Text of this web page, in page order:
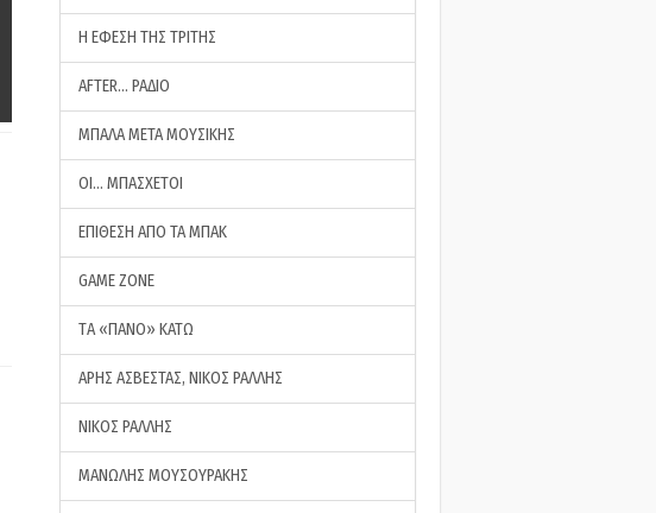
Η ΕΦΕΣΗ ΤΗΣ ΤΡΙΤΗΣ
AFTER… ΡΑΔΙΟ
ΜΠΑΛΑ ΜΕΤΑ ΜΟΥΣΙΚΗΣ
ΟΙ… ΜΠΑΣΧΕΤΟΙ
ΕΠΙΘΕΣΗ ΑΠΟ ΤΑ ΜΠΑΚ
GAME ZONE
ΤA «ΠΑΝΟ» ΚΑΤΩ
ΑΡΗΣ ΑΣΒΕΣΤΑΣ, ΝΙΚΟΣ ΡΑΛΛΗΣ
ΝΙΚΟΣ ΡΑΛΛΗΣ
ΜΑΝΩΛΗΣ ΜΟΥΣΟΥΡΑΚΗΣ